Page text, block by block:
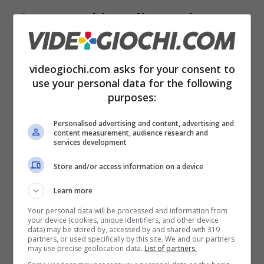
Cosa cambia nella pratica
La prima cosa che noti è l’avvio. L’ app nativa
si apre più svelta, lo scorrimento delle chat è
più pulito, la ricerca non sembra “pensarci su”.
picchi strani quando attivi il push-to-talk, meno
alle stanze con decine di utenti, la UI resta
composta. Soprattutto, la batteria tiene: non
parliamo di miracoli, ma della differenza tra
chiudere il portatile a cena con il 18% o con
qualcosa in più per finire il film.
videogiochi.com asks for your consent to
use your personal data for the following
purposes:
Personalised advertising and content, advertising and
content measurement, audience research and
services development
Store and/or access information on a device
Learn more
Your personal data will be processed and information from
your device (cookies, unique identifiers, and other device
data) may be stored by, accessed by and shared with 319
partners, or used specifically by this site. We and our partners
may use precise geolocation data. List of partners.